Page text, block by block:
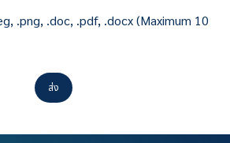
.png, .doc, .pdf, .docx (Maximum 10
ส่ง